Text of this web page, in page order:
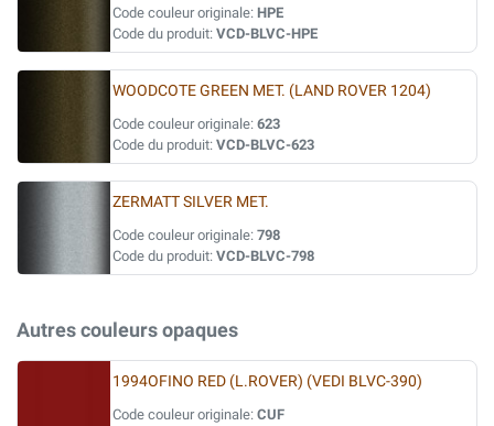
Code couleur originale: HPE
Code du produit: VCD-BLVC-HPE
WOODCOTE GREEN MET. (LAND ROVER 1204)
Code couleur originale: 623
Code du produit: VCD-BLVC-623
ZERMATT SILVER MET.
Code couleur originale: 798
Code du produit: VCD-BLVC-798
Autres couleurs opaques
1994OFINO RED (L.ROVER) (VEDI BLVC-390)
Code couleur originale: CUF